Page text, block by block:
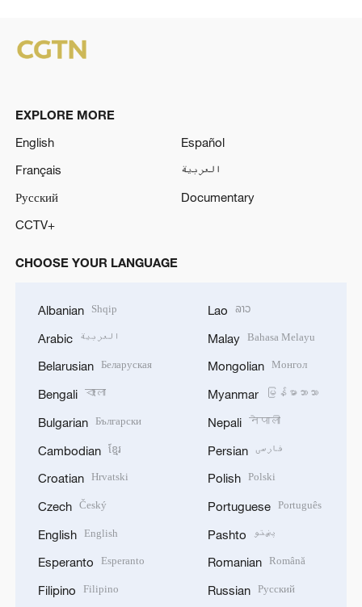
EXPLORE MORE
English
Español
Français
العربية
Русский
Documentary
CCTV+
CHOOSE YOUR LANGUAGE
Albanian Shqip
Arabic العربية
Belarusian Беларуская
Bengali বাংলা
Bulgarian Български
Cambodian ខ្មែរ
Croatian Hrvatski
Czech Český
English English
Esperanto Esperanto
Filipino Filipino
Lao ລາວ
Malay Bahasa Melayu
Mongolian Монгол
Myanmar မြန်မာဘာသာ
Nepali नेपाली
Persian فارسی
Polish Polski
Portuguese Português
Pashto پښتو
Romanian Română
Russian Русский